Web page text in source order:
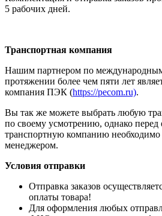
5 рабочих дней.
Транспортная компания
Нашим партнером по
протяжении более чем пяти лет
компания ПЭК (https://pecom.ru).
Вы так же можете выбрать любую
по своему усмотрению, однако перед
транспортную компанию необходимо
менеджером.
Условия отправки
Отправка заказов
оплаты товара!
Для оформления любых